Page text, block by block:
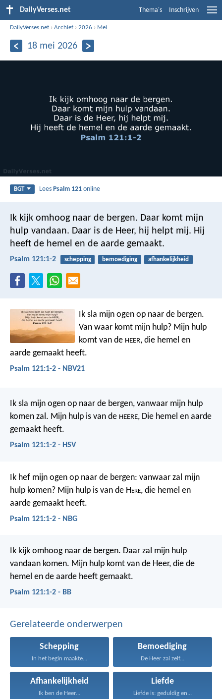
DailyVerses.net Thema's Inschrijven
DailyVerses.net ›Archief ›2026 › Mei
18 mei 2026
BGT LeesPsalm 121 online
Ik kijk omhoog naar de bergen. Daar komt mijn
hulp vandaan. Daar is de Heer, hij helpt mij. Hij
heeft de hemel en de aarde gemaakt.
Psalm 121:1-2 schepping bemoediging afhankelijkheid
Ik sla mijn ogen op naar de bergen.
Van waar komt mijn hulp? Mijn hulp
komt van de HEER, die hemel en
aarde gemaakt heeft.
Psalm 121:1-2 - NBV21
Ik sla mijn ogen op naar de bergen, vanwaar mijn hulp
komen zal. Mijn hulp is van de HEERE, Die hemel en aarde
gemaakt heeft.
Psalm 121:1-2 - HSV
Ik hef mijn ogen op naar de bergen: vanwaar zal mijn
hulp komen? Mijn hulp is van de Here, die hemel en
aarde gemaakt heeft.
Psalm 121:1-2 - NBG
Ik kijk omhoog naar de bergen. Daar zal mijn hulp
vandaan komen. Mijn hulp komt van de Heer, die de
hemel en de aarde heeft gemaakt.
Psalm 121:1-2 - BB
Gerelateerde onderwerpen
Schepping
In het begin maakte...
Bemoediging
De Heer zal zelf...
Afhankelijkheid
Ik ben de Heer...
Liefde
Liefde is: geduldig en...